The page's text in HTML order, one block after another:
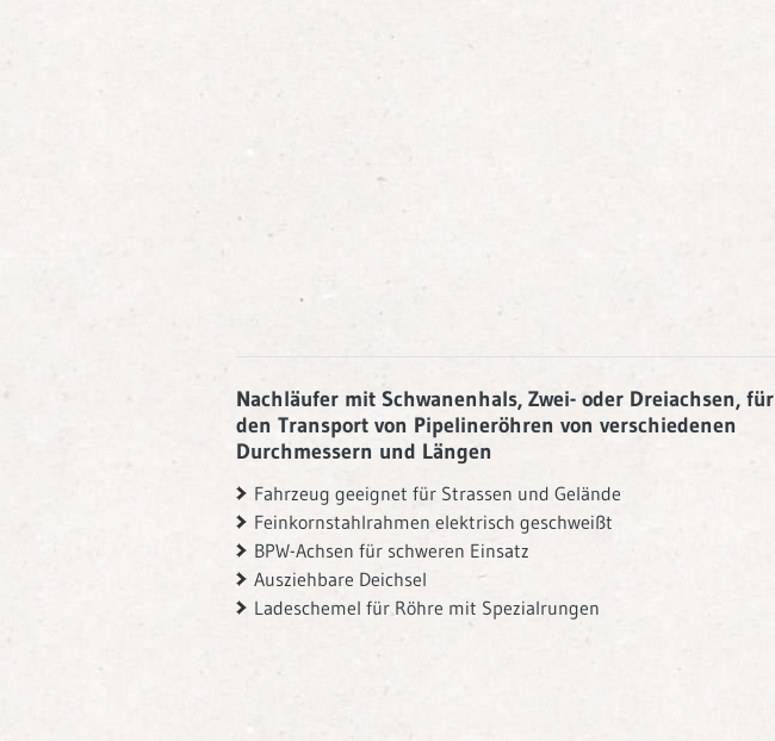
Nachläufer mit Schwanenhals, Zwei- oder Dreiachsen, für
den Transport von Pipelineröhren von verschiedenen
Durchmessern und Längen
Fahrzeug geeignet für Strassen und Gelände
Feinkornstahlrahmen elektrisch geschweißt
BPW-Achsen für schweren Einsatz
Ausziehbare Deichsel
Ladeschemel für Röhre mit Spezialrungen